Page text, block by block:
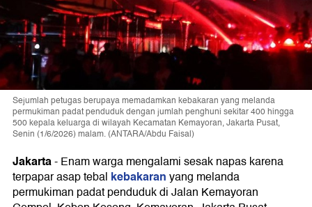
Sejumlah petugas berupaya memadamkan kebakaran yang melanda
permukiman padat penduduk dengan jumlah penghuni sekitar 400 hingga
500 kepala keluarga di wilayah Kecamatan Kemayoran, Jakarta Pusat,
Senin (1/6/2026) malam. (ANTARA/Abdu Faisal)
Jakarta-Enam warga mengalami sesak napas karena
terpapar asap tebal kebakaranyang melanda
permukiman padat penduduk di Jalan Kemayoran